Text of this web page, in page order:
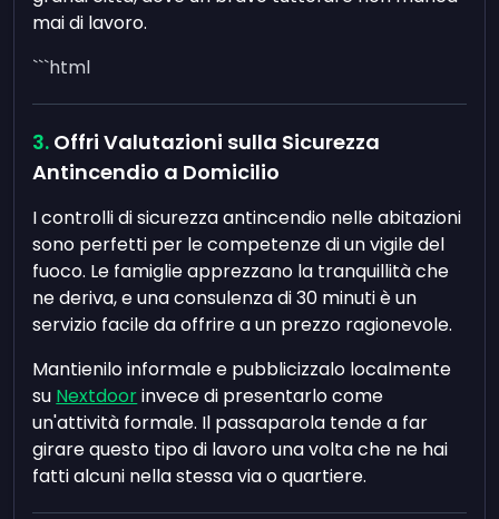
mai di lavoro.
```html
Offri Valutazioni sulla Sicurezza
Antincendio a Domicilio
I controlli di sicurezza antincendio nelle abitazioni
sono perfetti per le competenze di un vigile del
fuoco. Le famiglie apprezzano la tranquillità che
ne deriva, e una consulenza di 30 minuti è un
servizio facile da offrire a un prezzo ragionevole.
Mantienilo informale e pubblicizzalo localmente
su Nextdoorinvece di presentarlo come
un'attività formale. Il passaparola tende a far
girare questo tipo di lavoro una volta che ne hai
fatti alcuni nella stessa via o quartiere.